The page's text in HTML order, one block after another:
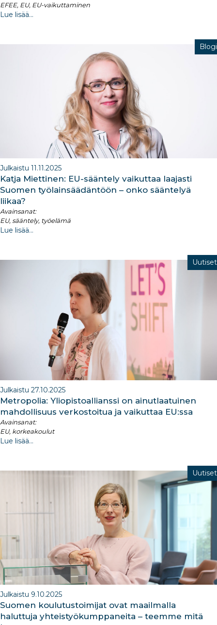
EFEE, EU, EU-vaikuttaminen
Lue lisää...
Blogi
Julkaistu 11.11.2025
Katja Miettinen: EU-sääntely vaikuttaa laajasti
Suomen työlainsäädäntöön – onko sääntelyä
liikaa?
Avainsanat:
EU, sääntely, työelämä
Lue lisää...
Uutiset
Julkaistu 27.10.2025
Metropolia: Yliopistoallianssi on ainutlaatuinen
mahdollisuus verkostoitua ja vaikuttaa EU:ssa
Avainsanat:
EU, korkeakoulut
Lue lisää...
Uutiset
Julkaistu 9.10.2025
Suomen koulutustoimijat ovat maailmalla
haluttuja yhteistyökumppaneita – teemme mitä